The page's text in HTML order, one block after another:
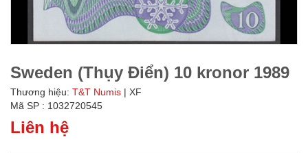
Sweden (Thụy Điển) 10 kronor 1989
Thương hiệu: T&T Numis | XF
Mã SP : 1032720545
Liên hệ